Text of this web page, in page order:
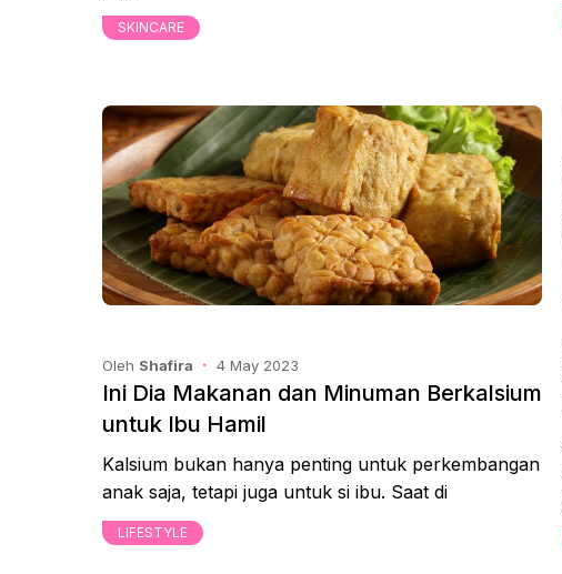
SKINCARE
Oleh Shafira 4 May 2023
Ini Dia Makanan dan Minuman Berkalsium
untuk Ibu Hamil
Kalsium bukan hanya penting untuk perkembangan
anak saja, tetapi juga untuk si ibu. Saat di
LIFESTYLE